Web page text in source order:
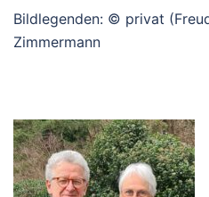
Bildlegenden: © privat
Zimmermann